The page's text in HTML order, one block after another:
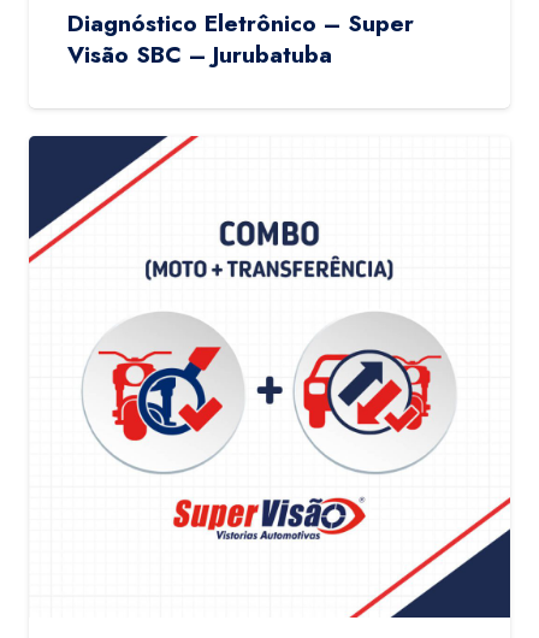
Diagnóstico Eletrônico – Super
Visão SBC – Jurubatuba